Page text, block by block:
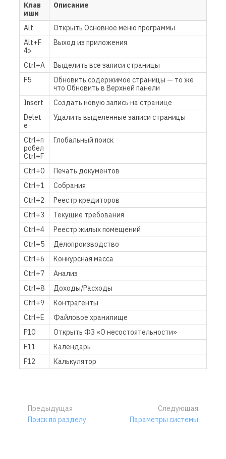
Клав
иши
Описание
Alt
Открыть Основное меню программы
Alt+F
4>
Выход из приложения
Ctrl+A
Выделить все записи страницы
F5
Обновить содержимое страницы — то же
что Обновить в Верхней панели
Insert
Создать новую запись на странице
Delet
e
Удалить выделенные записи страницы
Ctrl+п
робел
Ctrl+F
Глобальный поиск
Ctrl+0
Печать документов
Ctrl+1
Собрания
Ctrl+2
Реестр кредиторов
Ctrl+3
Текущие требования
Ctrl+4
Реестр жилых помещений
Ctrl+5
Делопроизводство
Ctrl+6
Конкурсная масса
Ctrl+7
Анализ
Ctrl+8
Доходы/Расходы
Ctrl+9
Контрагенты
Ctrl+E
Файловое хранилище
F10
Открыть ФЗ «О несостоятельности»
F11
Календарь
F12
Калькулятор
Предыдущая
Поиск по разделу
Следующая
Параметры системы